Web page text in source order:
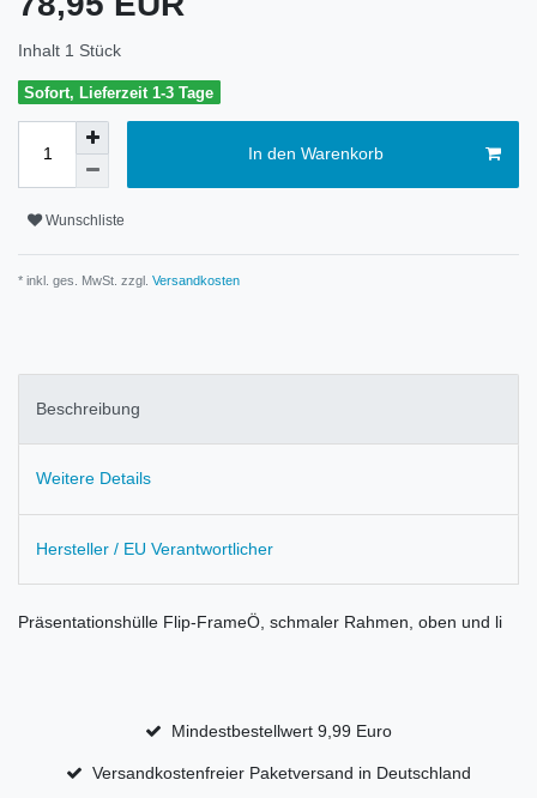
Inhalt 1 Stück
Sofort, Lieferzeit 1-3 Tage
In den Warenkorb
Wunschliste
* inkl. ges. MwSt. zzgl. Versandkosten
Beschreibung
Weitere Details
Hersteller / EU Verantwortlicher
Präsentationshülle Flip-FrameÖ, schmaler Rahmen, oben und li
Mindestbestellwert 9,99 Euro
Versandkostenfreier Paketversand in Deutschland